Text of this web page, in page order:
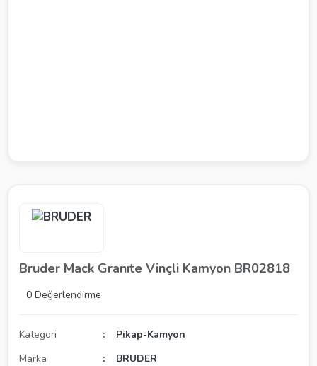
Bruder Mack Granıte Vinçli Kamyon BR02818
0 Değerlendirme
Kategori
Pikap-Kamyon
Marka
BRUDER